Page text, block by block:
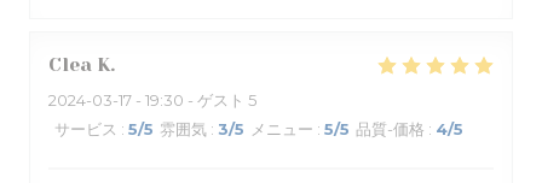
Clea K
2024-03-17 - 19:30 - ゲスト 5
サービス : 5/5 雰囲気 : 3/5 メニュー : 5/5 品質-価格 : 4/5